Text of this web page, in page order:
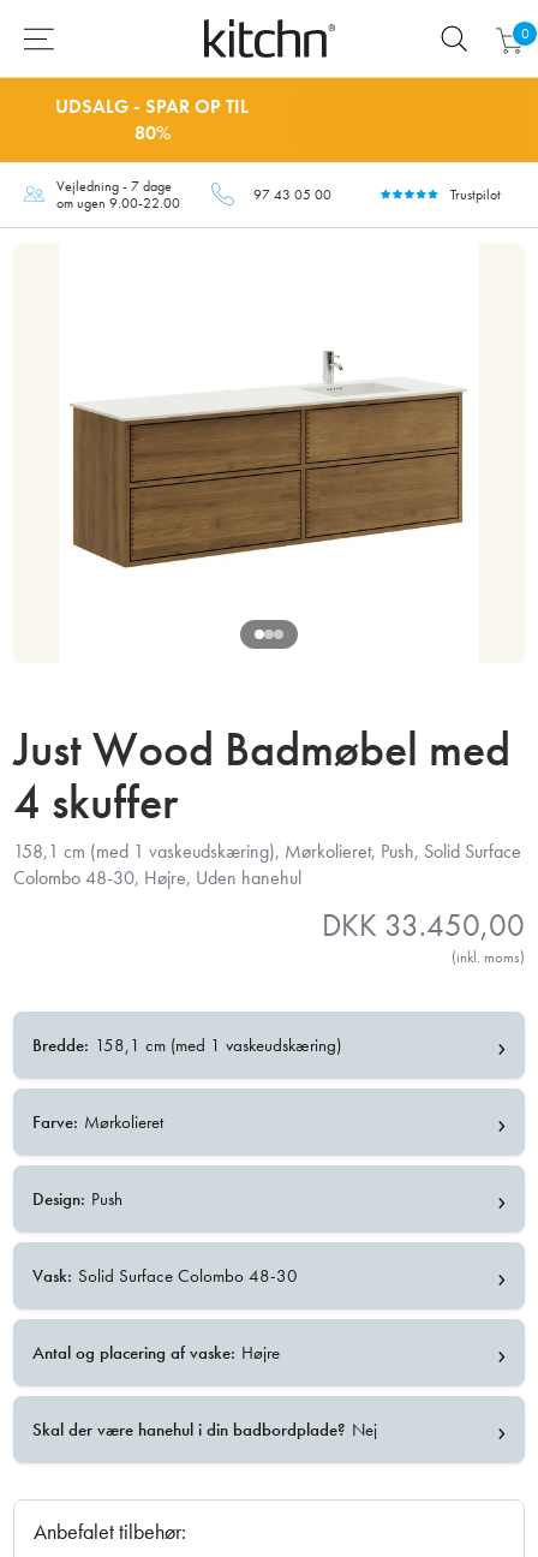
0
UDSALG - SPAR OP TIL
80%
Vejledning - 7 dage
om ugen 9.00-22.00
97 43 05 00 Trustpilot
Just Wood Badmøbel med
4 skuffer
158,1 cm (med 1 vaskeudskæring), Mørkolieret, Push, Solid Surface
Colombo 48-30, Højre, Uden hanehul
DKK 33.450,00
(inkl. moms)
Bredde: 158,1 cm (med 1 vaskeudskæring) ›
Farve: Mørkolieret ›
Design: Push ›
Vask: Solid Surface Colombo 48-30 ›
Antal og placering af vaske: Højre ›
Skal der være hanehul i din badbordplade? Nej ›
Anbefalet tilbehør: